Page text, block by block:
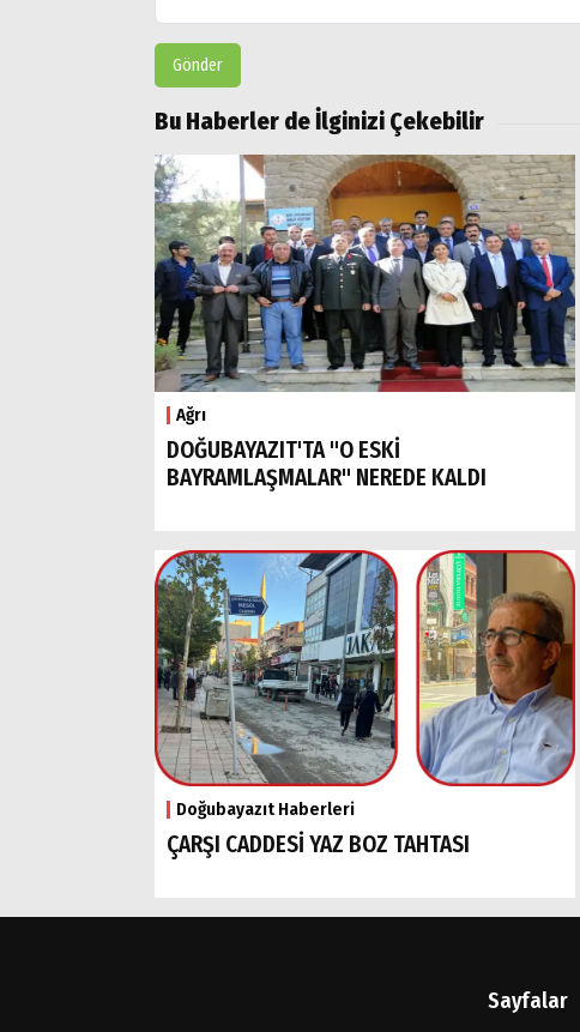
Gönder
Bu Haberler de İlginizi Çekebilir
Ağrı
DOĞUBAYAZIT'TA "O ESKİ
BAYRAMLAŞMALAR" NEREDE KALDI
Doğubayazıt Haberleri
ÇARŞI CADDESİ YAZ BOZ TAHTASI
Sayfalar